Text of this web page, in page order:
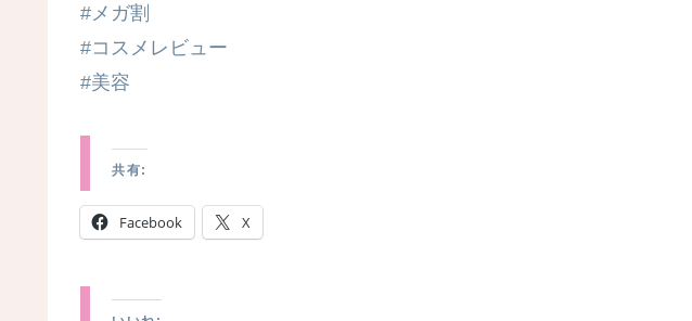
#メガ割
#コスメレビュー
#美容
共有:
Facebook X